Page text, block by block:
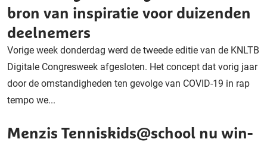
bron van inspiratie voor duizenden
deelnemers
Vorige week donderdag werd de tweede editie van de KNLTB
Digitale Congresweek afgesloten. Het concept dat vorig jaar
door de omstandigheden ten gevolge van COVID-19 in rap
tempo we...
Menzis Tenniskids@school nu win-